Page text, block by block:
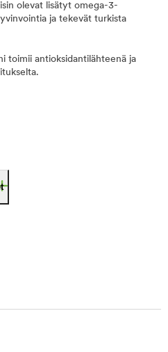
olevat lisätyt omega-3-
ja tekevät turkista
toimii antioksidantilähteenä ja